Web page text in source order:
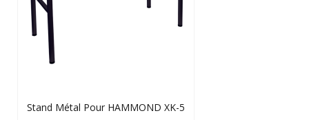
Stand Métal Pour HAMMOND XK-5